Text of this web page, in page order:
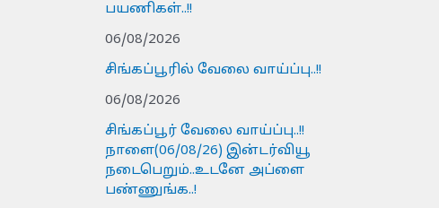
பயணிகள்..!!
06/08/2026
சிங்கப்பூரில் வேலை வாய்ப்பு..!!
06/08/2026
சிங்கப்பூர் வேலை வாய்ப்பு..!!
நாளை(06/08/26) இன்டர்வியூ
நடைபெறும்..உடனே அப்ளை
பண்ணுங்க..!